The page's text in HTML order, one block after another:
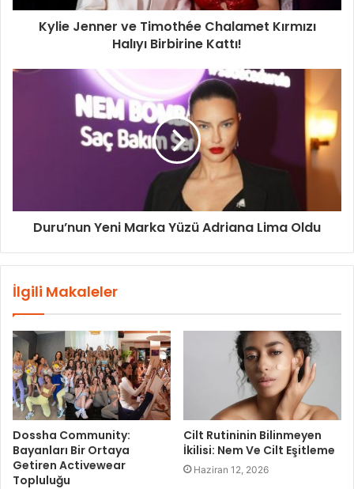
Kylie Jenner ve Timothée Chalamet Kırmızı
Halıyı Birbirine Kattı!
Duru’nun Yeni Marka Yüzü Adriana Lima Oldu
İlgili Makaleler
Dossha Community:
Bayanları Bir Ortaya
Getiren Activewear
Topluluğu
Cilt Rutininin Bilinmeyen
İkilisi: Nem Ve Cilt Eşitleme
Haziran 12, 2026